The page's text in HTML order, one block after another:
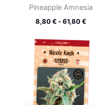
Pineapple Amnesia
8,80€ - 61,80€
Rango
de
precios:
desde
8,80 €
hasta
61,80 €